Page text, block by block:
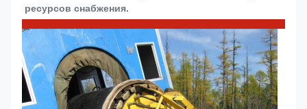
ресурсов снабжения.